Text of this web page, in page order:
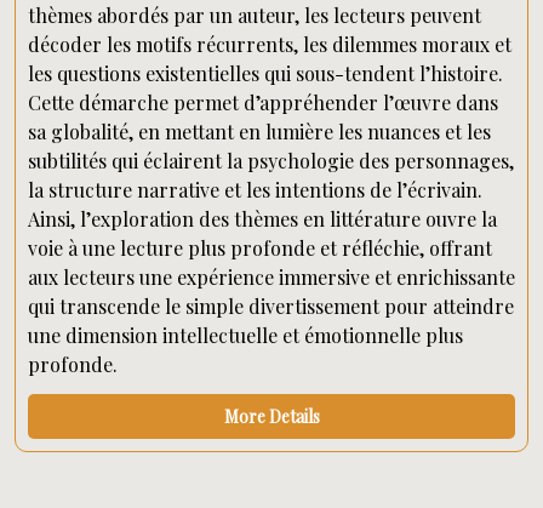
thèmes abordés par un auteur, les lecteurs peuvent
décoder les motifs récurrents, les dilemmes moraux et
les questions existentielles qui sous-tendent l’histoire.
Cette démarche permet d’appréhender l’œuvre dans
sa globalité, en mettant en lumière les nuances et les
subtilités qui éclairent la psychologie des personnages,
la structure narrative et les intentions de l’écrivain.
Ainsi, l’exploration des thèmes en littérature ouvre la
voie à une lecture plus profonde et réfléchie, offrant
aux lecteurs une expérience immersive et enrichissante
qui transcende le simple divertissement pour atteindre
une dimension intellectuelle et émotionnelle plus
profonde.
More Details